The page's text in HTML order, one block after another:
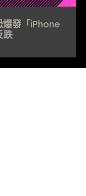
爆發「iPhone
跌